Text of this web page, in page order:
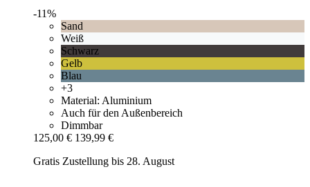
-11%
Sand
Weiß
Schwarz
Gelb
Blau
+3
Material: Aluminium
Auch für den Außenbereich
Dimmbar
125,00 € 139,99 €
Gratis Zustellung bis 28. August